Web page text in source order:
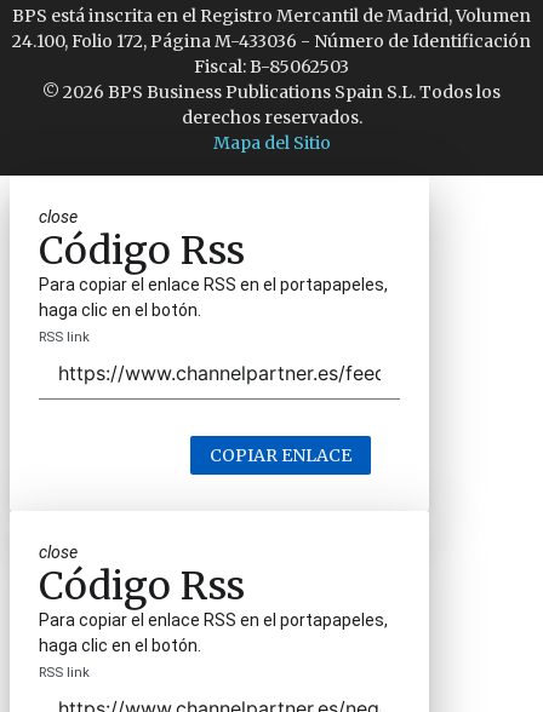
BPS está inscrita en el Registro Mercantil de Madrid, Volumen
24.100, Folio 172, Página M-433036 - Número de Identificación
Fiscal: B-85062503
© 2026 BPS Business Publications Spain S.L. Todos los
derechos reservados.
Mapa del Sitio
close
Código Rss
Para copiar el enlace RSS en el portapapeles,
haga clic en el botón.
RSS link
COPIAR ENLACE
close
Código Rss
Para copiar el enlace RSS en el portapapeles,
haga clic en el botón.
RSS link